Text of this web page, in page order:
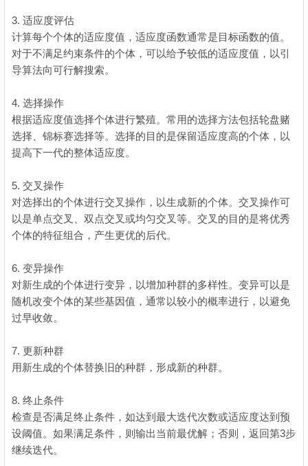
3. 适应度评估
计算每个个体的适应度值，适应度函数通常是目标函数的值。
对于不满足约束条件的个体，可以给予较低的适应度值，以引
导算法向可行解搜索。
4. 选择操作
根据适应度值选择个体进行繁殖。常用的选择方法包括轮盘赌
选择、锦标赛选择等。选择的目的是保留适应度高的个体，以
提高下一代的整体适应度。
5. 交叉操作
对选择出的个体进行交叉操作，以生成新的个体。交叉操作可
以是单点交叉、双点交叉或均匀交叉等。交叉的目的是将优秀
个体的特征组合，产生更优的后代。
6. 变异操作
对新生成的个体进行变异，以增加种群的多样性。变异可以是
随机改变个体的某些基因值，通常以较小的概率进行，以避免
过早收敛。
7. 更新种群
用新生成的个体替换旧的种群，形成新的种群。
8. 终止条件
检查是否满足终止条件，如达到最大迭代次数或适应度达到预
设阈值。如果满足条件，则输出当前最优解；否则，返回第3步
继续迭代。